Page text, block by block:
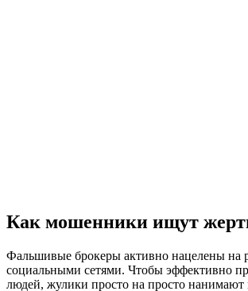
Как мошенники ищут
Фальшивые брокеры активно нацелены на
социальными сетями. Чтобы эффективно
людей, жулики просто на просто нанимают